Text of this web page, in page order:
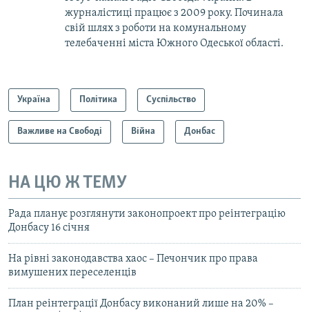
журналістиці працює з 2009 року. Починала
свій шлях з роботи на комунальному
телебаченні міста Южного Одеської області.
Україна Політика Суспільство
Важливе на Свободі Війна Донбас
НА ЦЮ Ж ТЕМУ
Рада планує розглянути законопроект про реінтеграцію
Донбасу 16 січня
На рівні законодавства хаос – Печончик про права
вимушених переселенців
План реінтеграції Донбасу виконаний лише на 20% –